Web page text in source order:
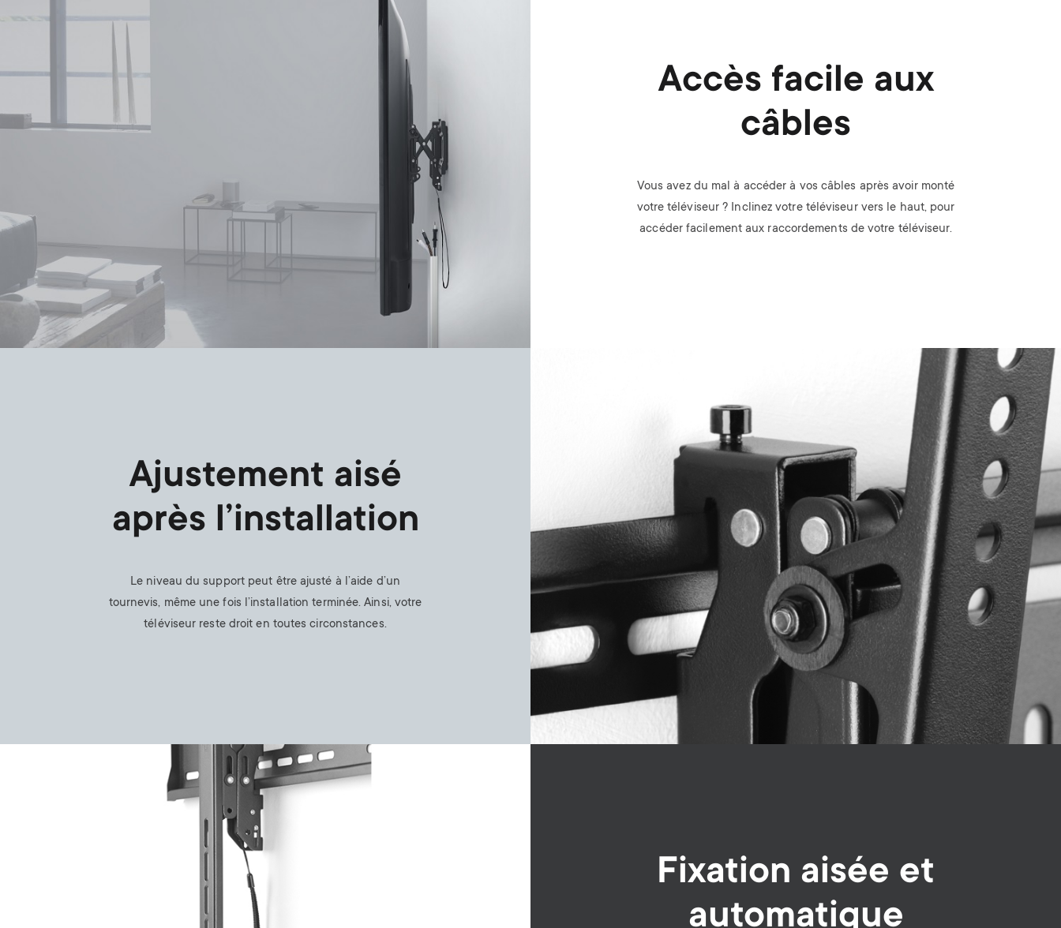
Accès facile aux
câbles
Vous avez du mal à accéder à vos câbles après avoir monté
votre téléviseur ? Inclinez votre téléviseur vers le haut, pour
accéder facilement aux raccordements de votre téléviseur.
Ajustement aisé
après l’installation
Le niveau du support peut être ajusté à l’aide d’un
tournevis, même une fois l’installation terminée. Ainsi, votre
téléviseur reste droit en toutes circonstances.
Fixation aisée et
automatique